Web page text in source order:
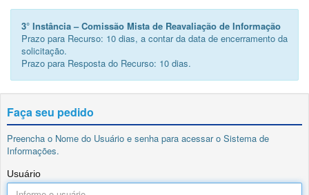
3° Instância – Comissão Mista de Reavaliação de Informação
Prazo para Recurso: 10 dias, a contar da data de encerramento da
solicitação.
Prazo para Resposta do Recurso: 10 dias.
Faça seu pedido
Preencha o Nome do Usuário e senha para acessar o Sistema de
Informações.
Usuário